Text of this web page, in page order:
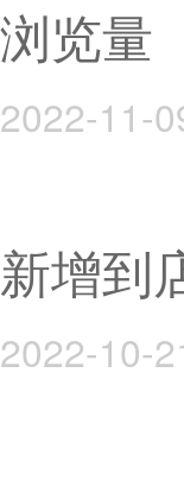
浏览量
2022-11-
新增到
2022-10-